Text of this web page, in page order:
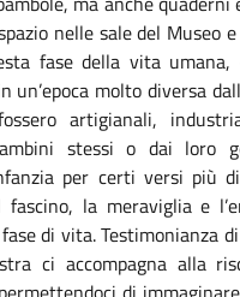
nelle sale del Museo
fase della vita umana,
un’epoca molto diversa
artigianali,
stessi o dai loro
per certi versi più
la meraviglia e
di vita. Testimonianza
ci accompagna alla